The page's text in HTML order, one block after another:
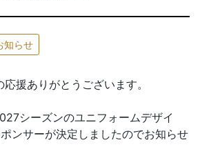
知らせ
援ありがとうございます。
シーズンのユニフォームデザイ
ンサーが決定しましたのでお知らせ